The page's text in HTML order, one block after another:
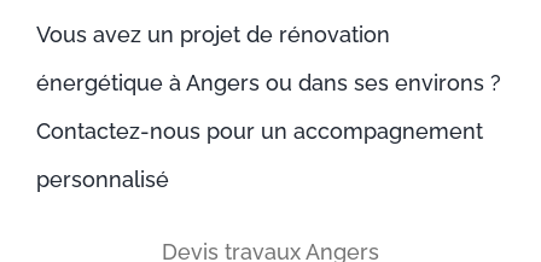
Vous avez un projet de rénovation
énergétique à Angers ou dans ses environs ?
Contactez-nous pour un accompagnement
personnalisé
Devis travaux Angers